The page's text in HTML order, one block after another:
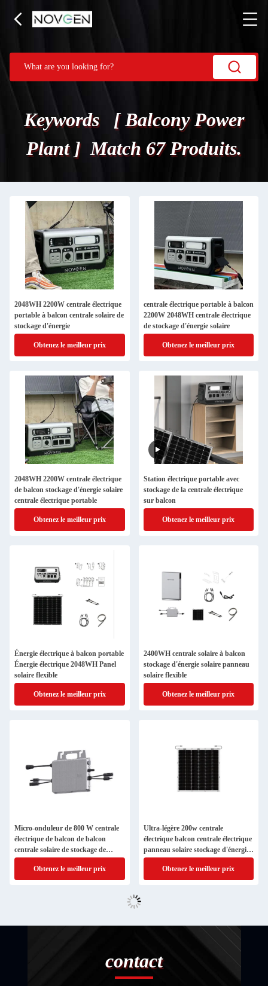
Keywords [ Balcony Power
Plant ] Match 67 Produits.
2048WH 2200W centrale électrique
portable à balcon centrale solaire de
stockage d'énergie
Obtenez le meilleur prix
centrale électrique portable à balcon
2200W 2048WH centrale électrique
de stockage d'énergie solaire
Obtenez le meilleur prix
2048WH 2200W centrale électrique
de balcon stockage d'énergie solaire
centrale électrique portable
Obtenez le meilleur prix
Station électrique portable avec
stockage de la centrale électrique
sur balcon
Obtenez le meilleur prix
Énergie électrique à balcon portable
Énergie électrique 2048WH Panel
solaire flexible
Obtenez le meilleur prix
2400WH centrale solaire à balcon
stockage d'énergie solaire panneau
solaire flexible
Obtenez le meilleur prix
Micro-onduleur de 800 W centrale
électrique de balcon de balcon
centrale solaire de stockage de
l'énergie centrale
Obtenez le meilleur prix
Ultra-légère 200w centrale
électrique balcon centrale électrique
panneau solaire stockage d'énergie
solaire
Obtenez le meilleur prix
contact